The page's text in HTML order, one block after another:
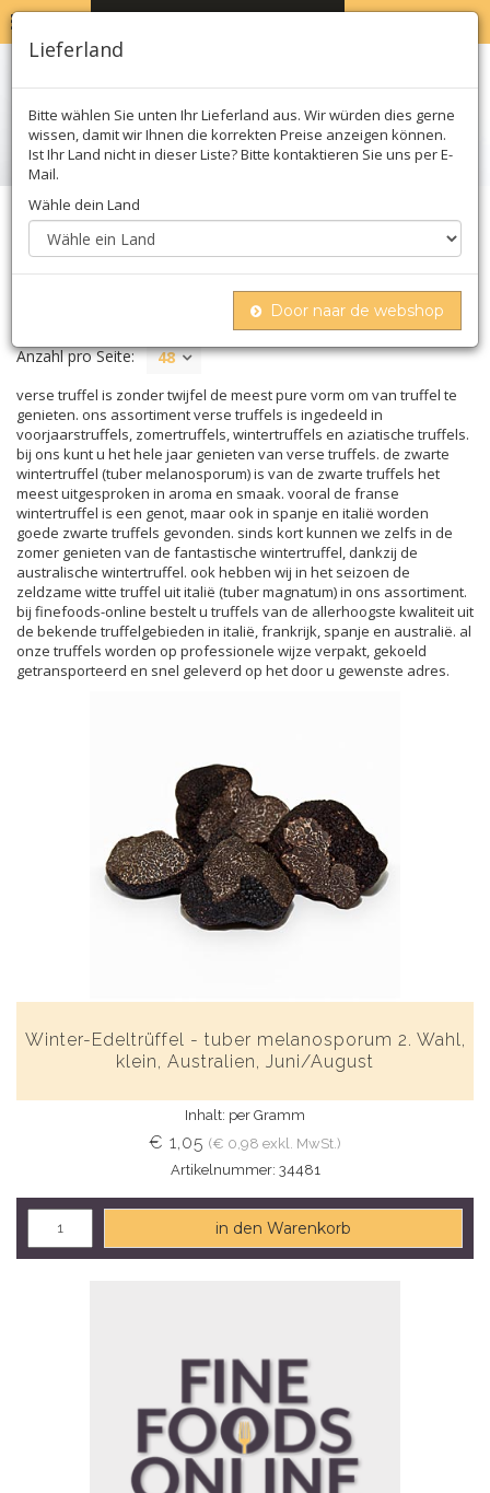
Anzahl pro Seite: 48
verse truffel is zonder twijfel de meest pure vorm om van truffel te
genieten. ons assortiment verse truffels is ingedeeld in
voorjaarstruffels, zomertruffels, wintertruffels en aziatische truffels.
bij ons kunt u het hele jaar genieten van verse truffels. de zwarte
wintertruffel (tuber melanosporum) is van de zwarte truffels het
meest uitgesproken in aroma en smaak. vooral de franse
wintertruffel is een genot, maar ook in spanje en italië worden
goede zwarte truffels gevonden. sinds kort kunnen we zelfs in de
zomer genieten van de fantastische wintertruffel, dankzij de
australische wintertruffel. ook hebben wij in het seizoen de
zeldzame witte truffel uit italië (tuber magnatum) in ons assortiment.
bij finefoods-online bestelt u truffels van de allerhoogste kwaliteit uit
de bekende truffelgebieden in italië, frankrijk, spanje en australië. al
onze truffels worden op professionele wijze verpakt, gekoeld
getransporteerd en snel geleverd op het door u gewenste adres.
Winter-Edeltrüffel - tuber melanosporum 2. Wahl,
klein, Australien, Juni/August
Inhalt: per Gramm
€ 1,05 (€ 0,98 exkl. MwSt.)
Artikelnummer: 34481
in den Warenkorb
Lieferland
Bitte wählen Sie unten Ihr Lieferland aus. Wir würden dies gerne
wissen, damit wir Ihnen die korrekten Preise anzeigen können.
Ist Ihr Land nicht in dieser Liste? Bitte kontaktieren Sie uns per E-
Mail.
Wähle dein Land
Door naar de webshop